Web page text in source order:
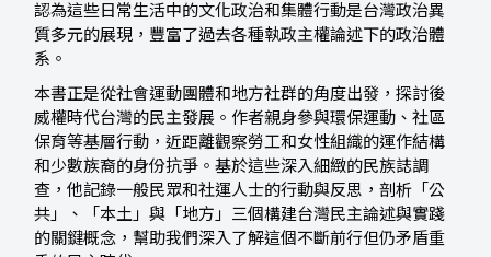
認為這些日常生活中的文化政治和集體行動是台灣政治異
質多元的展現，豐富了過去各種執政主權論述下的政治體
系。
本書正是從社會運動團體和地方社群的角度出發，探討後
威權時代台灣的民主發展。作者親身參與環保運動、社區
保育等基層行動，近距離觀察勞工和女性組織的運作結構
和少數族裔的身份抗爭。基於這些深入細緻的民族誌調
查，他記錄一般民眾和社運人士的行動與反思，剖析「公
共」、「本土」與「地方」三個構建台灣民主論述與實踐
的關鍵概念，幫助我們深入了解這個不斷前行但仍矛盾重